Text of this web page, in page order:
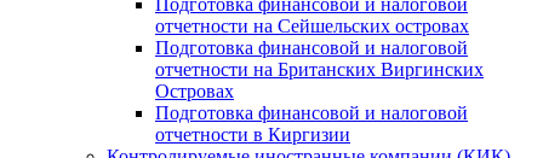
Подготовка финансовой и налоговой
отчетности на Сейшельских островах
Подготовка финансовой и налоговой
отчетности на Британских Виргинских
Островах
Подготовка финансовой и налоговой
отчетности в Киргизии